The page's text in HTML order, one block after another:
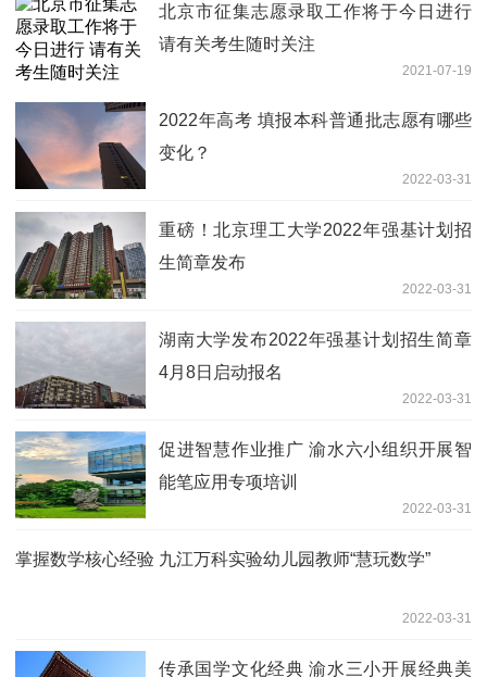
北京市征集志愿录取工作将于今日进行
请有关考生随时关注
2021-07-19
2022年高考 填报本科普通批志愿有哪些
变化？
2022-03-31
重磅！北京理工大学2022年强基计划招
生简章发布
2022-03-31
湖南大学发布2022年强基计划招生简章
4月8日启动报名
2022-03-31
促进智慧作业推广 渝水六小组织开展智
能笔应用专项培训
2022-03-31
掌握数学核心经验 九江万科实验幼儿园教师“慧玩数学”
2022-03-31
传承国学文化经典 渝水三小开展经典美